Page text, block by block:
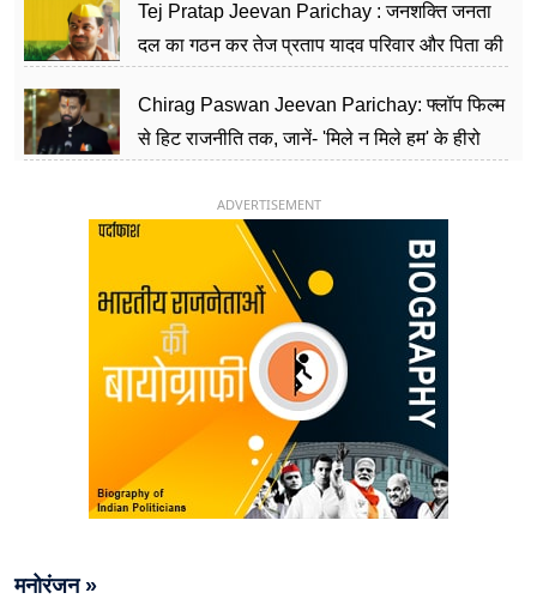
Tej Pratap Jeevan Parichay : जनशक्ति जनता
दल का गठन कर तेज प्रताप यादव परिवार और पिता की
Chirag Paswan Jeevan Parichay: फ्लॉप फिल्म
से हिट राजनीति तक, जानें- 'मिले न मिले हम' के हीरो
ADVERTISEMENT
मनोरंजन »